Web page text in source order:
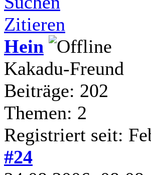
Zitieren
Hein
Kakadu-Freund
Beiträge: 202
Themen: 2
Registriert seit:
#24